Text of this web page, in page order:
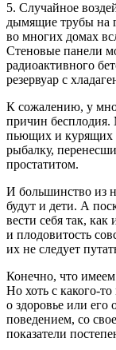
5. Случайное
дымящие трубы на
во многих домах
Стеновые панели
радиоактивного
резервуар с
К сожалению, у
причин бесплодия.
пьющих и курящих
рыбалку,
простатитом.
И большинство из
будут и дети. А
вести себя так,
и плодовитость
их не следует
Конечно, что
Но хоть с какого-
о здоровье или его
поведением, со
показатели